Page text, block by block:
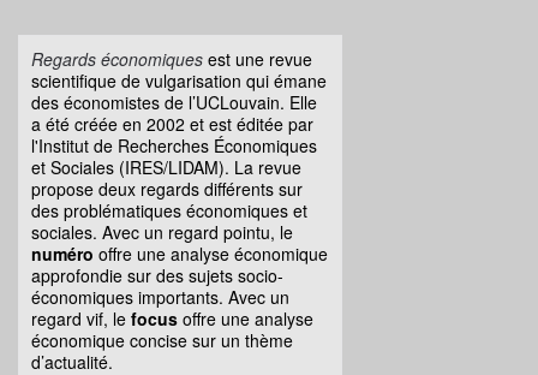
Regards économiques est une revue
scientifique de vulgarisation qui émane
des économistes de l’UCLouvain. Elle
a été créée en 2002 et est éditée par
l'Institut de Recherches Économiques
et Sociales (IRES/LIDAM). La revue
propose deux regards différents sur
des problématiques économiques et
sociales. Avec un regard pointu, le
numéro offre une analyse économique
approfondie sur des sujets socio-
économiques importants. Avec un
regard vif, le focus offre une analyse
économique concise sur un thème
d’actualité.